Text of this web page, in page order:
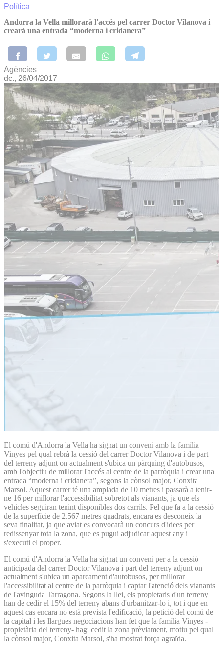
Política
Andorra la Vella millorarà l'accés pel carrer Doctor Vilanova i
crearà una entrada “moderna i cridanera”
Agències
dc., 26/04/2017
El comú d'Andorra la Vella ha signat un conveni amb la família
Vinyes pel qual rebrà la cessió del carrer Doctor Vilanova i de part
del terreny adjunt on actualment s'ubica un pàrquing d'autobusos,
amb l'objectiu de millorar l'accés al centre de la parròquia i crear una
entrada “moderna i cridanera”, segons la cònsol major, Conxita
Marsol. Aquest carrer té una amplada de 10 metres i passarà a tenir-
ne 16 per millorar l'accessibilitat sobretot als vianants, ja que els
vehicles seguiran tenint disponibles dos carrils. Pel que fa a la cessió
de la superfície de 2.567 metres quadrats, encara es desconeix la
seva finalitat, ja que aviat es convocarà un concurs d'idees per
redissenyar tota la zona, que es pugui adjudicar aquest any i
s'executi el proper.
El comú d'Andorra la Vella ha signat un conveni per a la cessió
anticipada del carrer Doctor Vilanova i part del terreny adjunt on
actualment s'ubica un aparcament d'autobusos, per millorar
l'accessibilitat al centre de la parròquia i captar l'atenció dels vianants
de l'avinguda Tarragona. Segons la llei, els propietaris d'un terreny
han de cedir el 15% del terreny abans d'urbanitzar-lo i, tot i que en
aquest cas encara no està prevista l'edificació, la petició del comú de
la capital i les llargues negociacions han fet que la família Vinyes -
propietària del terreny- hagi cedit la zona prèviament, motiu pel qual
la cònsol major, Conxita Marsol, s'ha mostrat força agraïda.